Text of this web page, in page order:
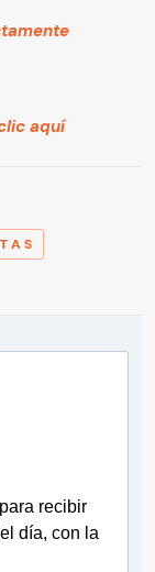
aquí
recibir
día, con la